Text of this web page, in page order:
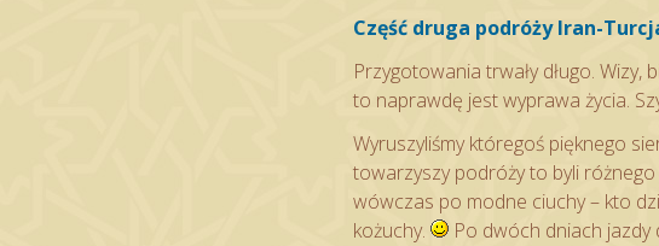
Część druga podróży Iran-
Przygotowania trwały długo.
to naprawdę jest wyprawa życia.
Wyruszyliśmy któregoś pięknego
towarzyszy podróży to byli
wówczas po modne ciuchy – kto
kożuchy.
Po dwóch dniach jazdy